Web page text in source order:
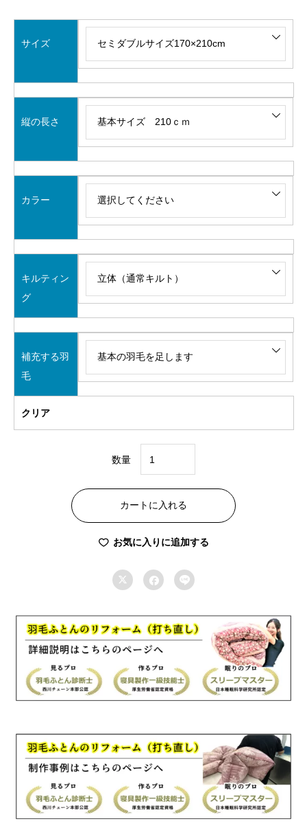
サイズ
縦の長さ
カラー
キルティン
グ
補充する羽
毛
クリア
数量
コ
ー
ス
セ
ダ
ル
175×210cm
毛
ふ
ん
リ
ォ
ー
カートに入れる
お気に入りに追加する
  